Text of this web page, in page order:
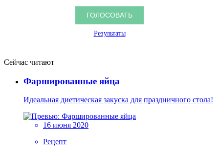
Результаты
Сейчас читают
Фаршированные яйца
Идеальная диетическая закуска для праздничного стола!
16 июня 2020
Рецепт